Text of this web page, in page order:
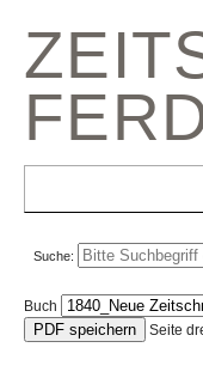
Suche:
Buch
Seite